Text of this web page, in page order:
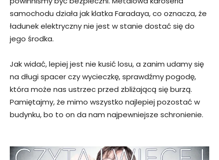
samochodu działa jak klatka Faradaya, co oznacza, że
ładunek elektryczny nie jest w stanie dostać się do
jego środka.
Jak widać, lepiej jest nie kusić losu, a zanim udamy się
na długi spacer czy wycieczkę, sprawdźmy pogodę,
która może nas ustrzec przed zbliżającą się burzą.
Pamiętajmy, że mimo wszystko najlepiej pozostać w
budynku, bo to on da nam najpewniejsze schronienie.